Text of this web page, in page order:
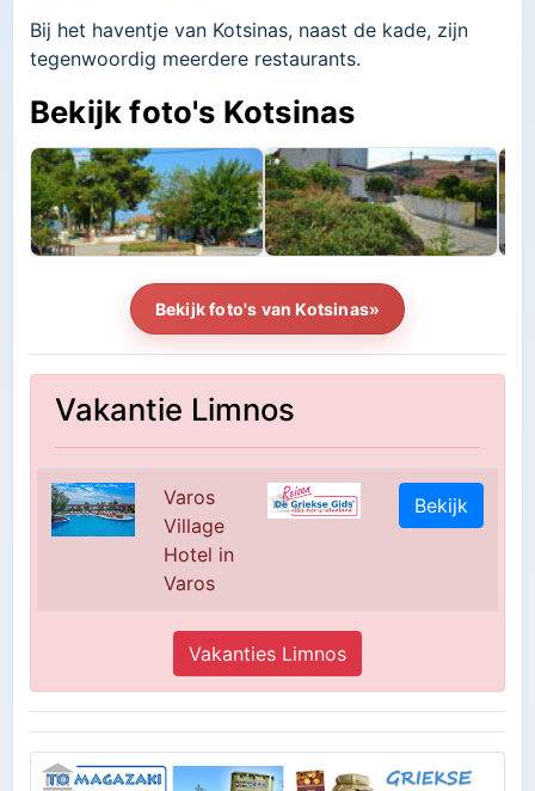
Bij het haventje van Kotsinas, naast de kade, zijn
tegenwoordig meerdere restaurants.
Bekijk foto's Kotsinas
Bekijk foto's van Kotsinas»
Vakantie Limnos
Varos
Village
Hotel in
Varos
Bekijk
Vakanties Limnos